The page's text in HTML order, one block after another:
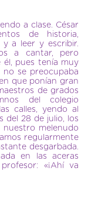
a clase. César
de historia,
y a leer y escribir.
a cantar, pero
él, pues tenía muy
no se preocupaba
que ponían gran
de grados
del colegio
calles, yendo al
del 28 de julio, los
melenudo
regularmente
desgarbada.
en las aceras
«¡Ahí va